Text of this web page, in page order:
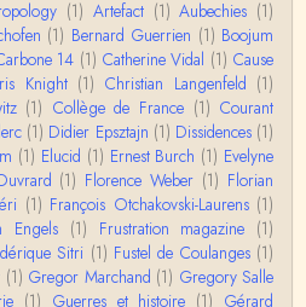
cessé, de toute évidence, d’êt
Mais nous n’en sommes pas m
l'histoire de la hiérarchie ne me s
bon angle de discussion – …
façon c'est toujours de ma f
(1) Artefact (1) Aubechies (1)
(1) Bernard Guerrien (1) Boojum
14 (1) Catherine Vidal (1) Cause
Knight (1) Christian Langenfeld (1)
(1) Collège de France (1) Courant
(1) Didier Epsztajn (1) Dissidences (1)
(1) Elucid (1) Ernest Burch (1) Evelyne
(1) Florence Weber (1) Florian
(1) François Otchakovski-Laurens (1)
Engels (1) Frustration magazine (1)
Sitri (1) Fustel de Coulanges (1)
(1) Gregor Marchand (1) Gregory Salle
(1) Guerres et histoire (1) Gérard